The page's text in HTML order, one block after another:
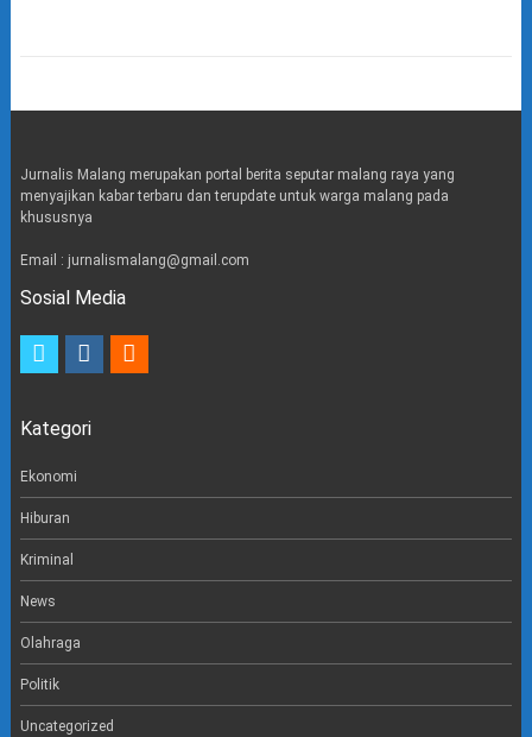
Jurnalis Malang merupakan portal berita seputar malang raya yang
menyajikan kabar terbaru dan terupdate untuk warga malang pada
khususnya
Email : jurnalismalang@gmail.com
Sosial Media
t
r
a
a
Kategori
Ekonomi
Hiburan
Kriminal
News
Olahraga
Politik
Uncategorized